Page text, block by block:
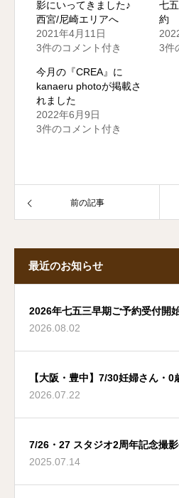
影にいってきました♪
西宮/尼崎エリアへ
2021年4月11日
3件のコメント付き
七
約
3件
今月の『CREA』に
kanaeru photoが掲載さ
れました
2022年6月9日
3件のコメント付き
前の記事
最近のお知らせ
2026年七五三早期ご予約受付開
2026.08.02
【大阪・豊中】7/30妊婦さん・
ント
2026.07.22
7/26・27 スタジオ2周年記念撮
2025.07.14